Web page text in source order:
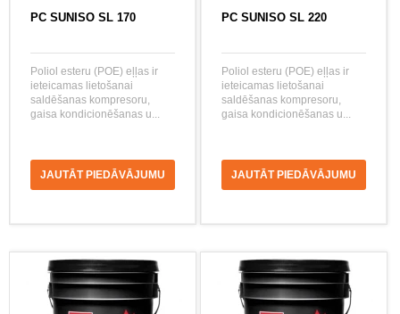
PC SUNISO SL 170
Poliol esteru (POE) eļļas ir
ieteicamas lietošanai
saldēšanas kompresoru,
gaisa kondicionēšanas u...
JAUTĀT PIEDĀVĀJUMU
PC SUNISO SL 220
Poliol esteru (POE) eļļas ir
ieteicamas lietošanai
saldēšanas kompresoru,
gaisa kondicionēšanas u...
JAUTĀT PIEDĀVĀJUMU